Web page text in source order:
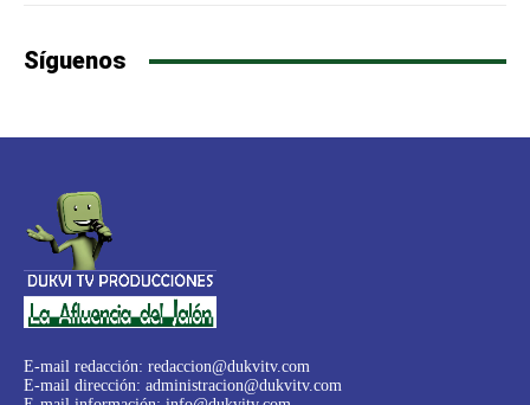
Síguenos
E-mail redacción: redaccion@dukvitv.com
E-mail dirección: administracion@dukvitv.com